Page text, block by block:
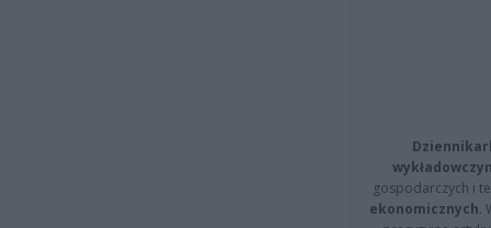
gospodarczych i
ekonomicznych.